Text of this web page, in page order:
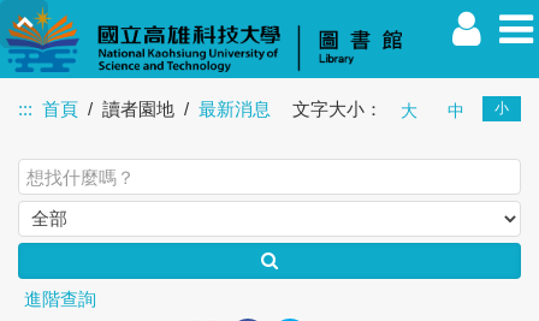
教職員 學生 校友 其他 訪客
::: 首頁 讀者園地 最新消息 文字大小： 大 中 小
進階查詢